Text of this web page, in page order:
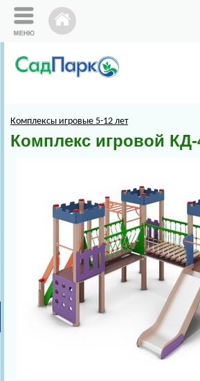
Комплексы игровые 5-12 лет
Комплекс игровой КД-